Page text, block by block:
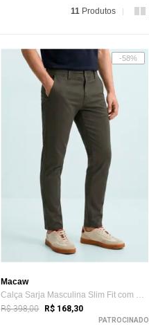
11 Produtos
-58%
Macaw
Calça Sarja Masculina Slim Fit com Elast...
R$ 398,00 R$ 168,30
PATROCINADO